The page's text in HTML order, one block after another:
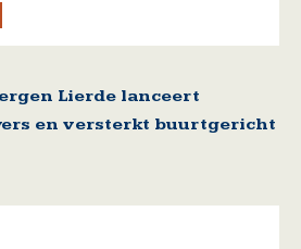
Lierde lanceert
en versterkt buurtgericht